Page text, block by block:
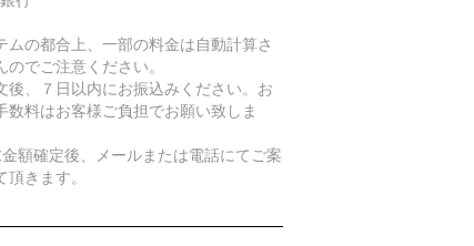
の都合上、一部の料金は自動計算さ
のでご注意ください。
、７日以内にお振込みください。お
数料はお客様ご負担でお願い致しま
額確定後、メールまたは電話にてご案
頂きます。